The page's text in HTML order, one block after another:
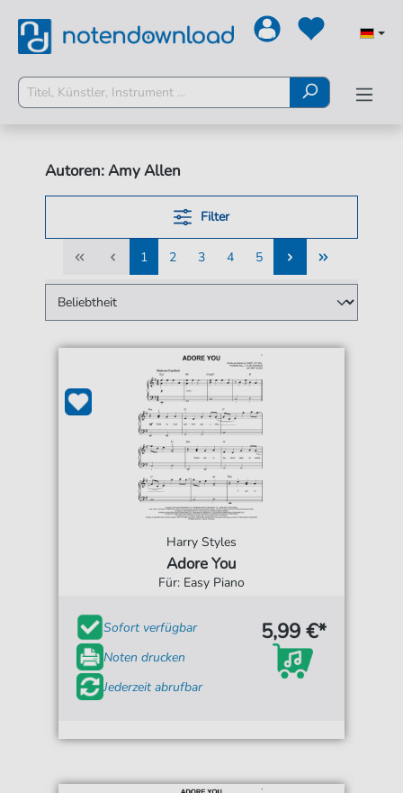
Autoren: Amy Allen
Filter
1
1
2
2
3
3
4
4
5
5
Harry Styles
Adore You
Für: Easy Piano
Sofort verfügbar
Noten drucken
Jederzeit abrufbar
5,99 €*